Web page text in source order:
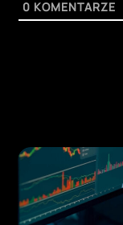
0 KOMENTARZE